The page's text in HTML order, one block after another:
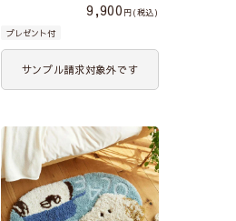
9,900
税込
プレゼント付
サンプル請求対象外です